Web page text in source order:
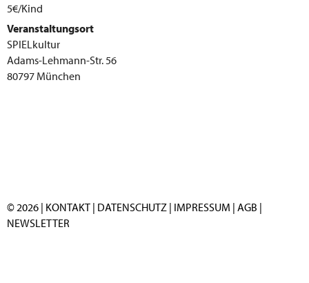
5€/Kind
Veranstaltungsort
SPIELkultur
Adams-Lehmann-Str. 56
80797 München
© 2026 | KONTAKT | DATENSCHUTZ | IMPRESSUM | AGB |
NEWSLETTER